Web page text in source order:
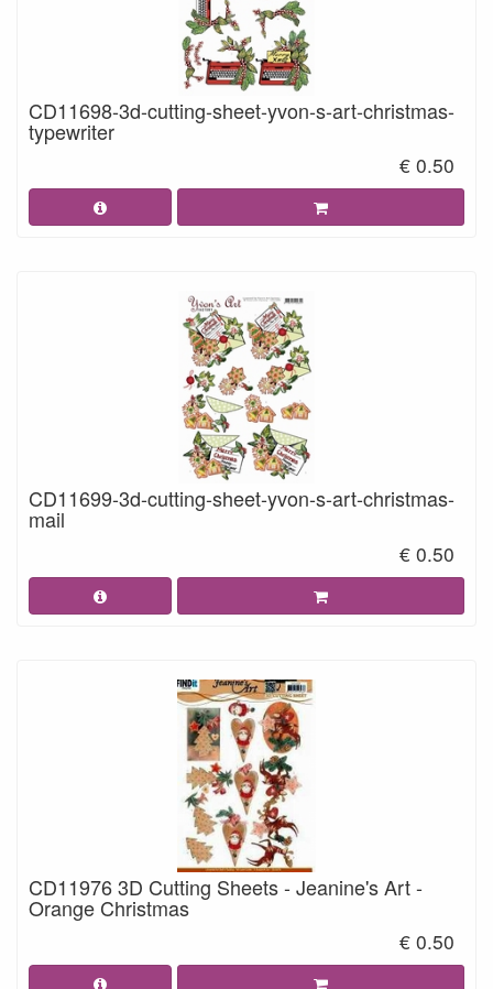
CD11698-3d-cutting-sheet-yvon-s-art-christmas-
typewriter
€ 0.50
CD11699-3d-cutting-sheet-yvon-s-art-christmas-
mail
€ 0.50
CD11976 3D Cutting Sheets - Jeanine's Art -
Orange Christmas
€ 0.50